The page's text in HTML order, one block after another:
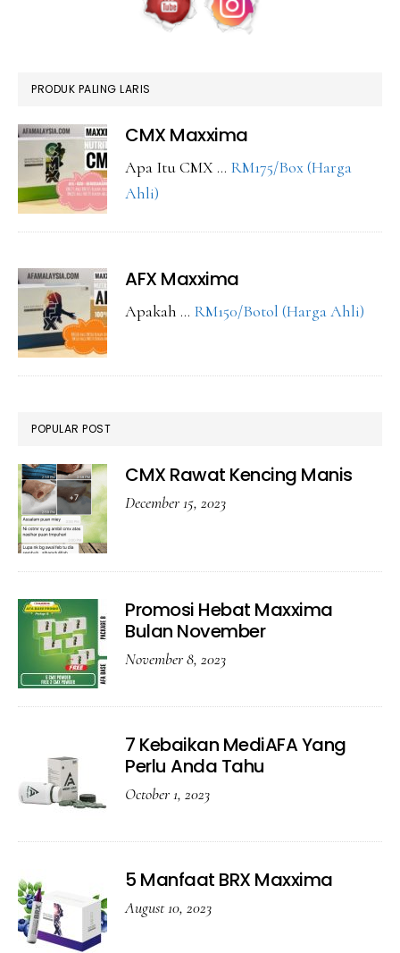
PRODUK PALING LARIS
CMX Maxxima
Apa Itu CMX … RM175/Box (Harga
Ahli)
AFX Maxxima
Apakah … RM150/Botol (Harga Ahli)
POPULAR POST
CMX Rawat Kencing Manis
December 15, 2023
Promosi Hebat Maxxima
Bulan November
November 8, 2023
7 Kebaikan MediAFA Yang
Perlu Anda Tahu
October 1, 2023
5 Manfaat BRX Maxxima
August 10, 2023